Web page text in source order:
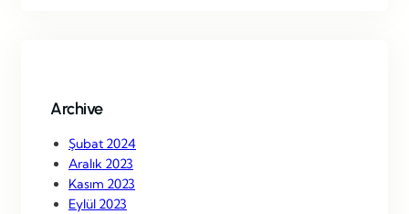
Archive
Şubat 2024
Aralık 2023
Kasım 2023
Eylül 2023